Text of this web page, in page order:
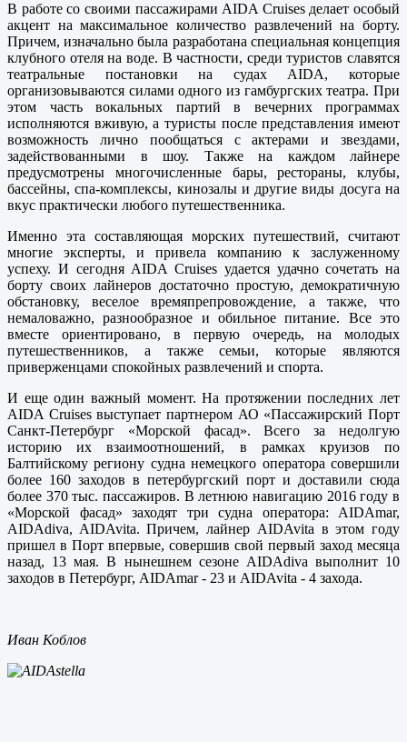
В работе со своими пассажирами AIDA Cruises делает особый
акцент на максимальное количество развлечений на борту.
Причем, изначально была разработана специальная концепция
клубного отеля на воде. В частности, среди туристов славятся
театральные постановки на судах AIDA, которые
организовываются силами одного из гамбургских театра. При
этом часть вокальных партий в вечерних программах
исполняются вживую, а туристы после представления имеют
возможность лично пообщаться с актерами и звездами,
задействованными в шоу. Также на каждом лайнере
предусмотрены многочисленные бары, рестораны, клубы,
бассейны, спа-комплексы, кинозалы и другие виды досуга на
вкус практически любого путешественника.
Именно эта составляющая морских путешествий, считают
многие эксперты, и привела компанию к заслуженному
успеху. И сегодня AIDA Cruises удается удачно сочетать на
борту своих лайнеров достаточно простую, демократичную
обстановку, веселое времяпрепровождение, а также, что
немаловажно, разнообразное и обильное питание. Все это
вместе ориентировано, в первую очередь, на молодых
путешественников, а также семьи, которые являются
приверженцами спокойных развлечений и спорта.
И еще один важный момент. На протяжении последних лет
AIDA Cruises выступает партнером АО «Пассажирский Порт
Санкт-Петербург «Морской фасад». Всего за недолгую
историю их взаимоотношений, в рамках круизов по
Балтийскому региону судна немецкого оператора совершили
более 160 заходов в петербургский порт и доставили сюда
более 370 тыс. пассажиров. В летнюю навигацию 2016 году в
«Морской фасад» заходят три судна оператора: AIDAmar,
AIDAdiva, AIDAvita. Причем, лайнер AIDAvita в этом году
пришел в Порт впервые, совершив свой первый заход месяца
назад, 13 мая. В нынешнем сезоне AIDAdiva выполнит 10
заходов в Петербург, AIDAmar - 23 и AIDAvita - 4 захода.
Иван Коблов